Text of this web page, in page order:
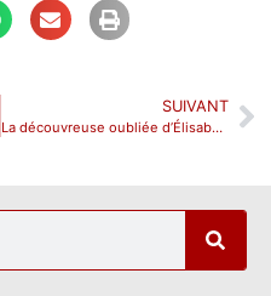
SUIVANT
La découvreuse oubliée d’Élisabeth Bouchaud à l’Avignon-Reine Blanche